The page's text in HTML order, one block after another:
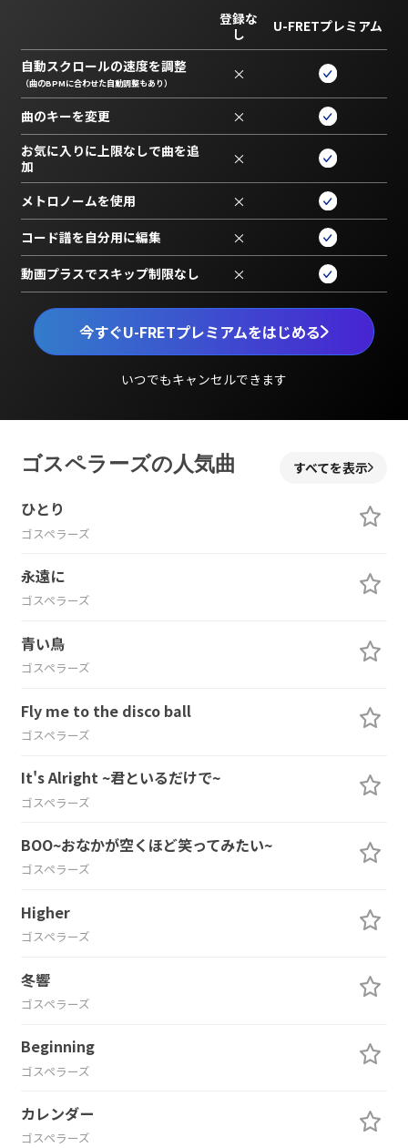
今すぐU-FRETプレミアムをはじめる
いつでもキャンセルできます
登録な
し
U-FRETプレミアム
自動スクロールの速度を調整
（曲のBPMに合わせた自動調整もあり） ×
曲のキーを変更 ×
お気に入りに上限なしで曲を追
加
×
メトロノームを使用 ×
コード譜を自分用に編集 ×
動画プラスでスキップ制限なし ×
ゴスペラーズの人気曲 すべてを表示
ひとり
ゴスペラーズ
永遠に
ゴスペラーズ
青い鳥
ゴスペラーズ
Fly me to the disco ball
ゴスペラーズ
It's Alright ~君といるだけで~
ゴスペラーズ
BOO~おなかが空くほど笑ってみたい~
ゴスペラーズ
Higher
ゴスペラーズ
冬響
ゴスペラーズ
Beginning
ゴスペラーズ
カレンダー
ゴスペラーズ